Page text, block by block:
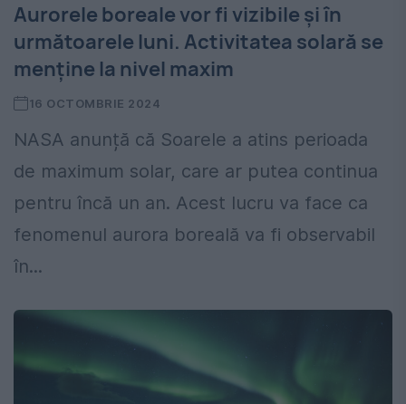
Aurorele boreale vor fi vizibile și în
următoarele luni. Activitatea solară se
menține la nivel maxim
16 OCTOMBRIE 2024
NASA anunță că Soarele a atins perioada
de maximum solar, care ar putea continua
pentru încă un an. Acest lucru va face ca
fenomenul aurora boreală va fi observabil
în...